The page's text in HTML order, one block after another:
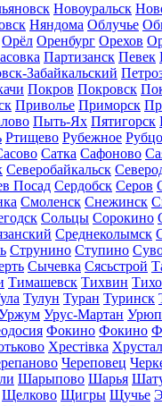
Новоуральск
Няндома Облучье
Орёл Оренбург Орехов
Партизанск Певек
Забайкальский
Покров Покровск
Приволье Приморск
Пыть-Ях Пятигорск
Ртищево Рубежное
Сатка Сафоново
Северобайкальск
Посад Сердобск Серов
Смоленск Снежинск
Сольцы Сорокино
Среднеколымск
Струнино Ступино
Сычевка Сясьстрой
Тимашевск Тихвин
Тулун Туран Туринск
Урус-Мартан
Фокино Фокино
Хрестівка
Череповец
Шарыпово Шарья
Щелково Щигры Щучье